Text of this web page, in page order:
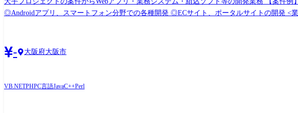
◎Androidアプリ、スマートフォン分野での各種開発 ◎ECサイト、ポータルサイトの開発 <業務系システム> ◎顧客管理システム開発 ◎医療・福祉系システム開発 ◎顧客向けシステム開
- 大阪府大阪市
VB.NETPHPC言語JavaC++Perl